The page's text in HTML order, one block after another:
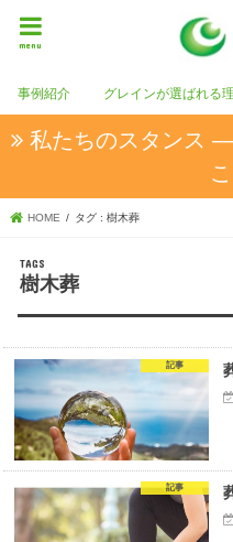
menu
事例紹介 グレインが選ばれる
私たちのスタンス
HOME タグ : 樹木葬
樹木葬
記事
記事